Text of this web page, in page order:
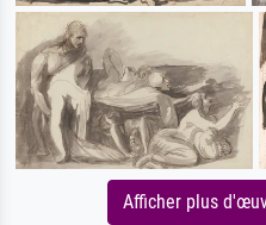
Afficher plus